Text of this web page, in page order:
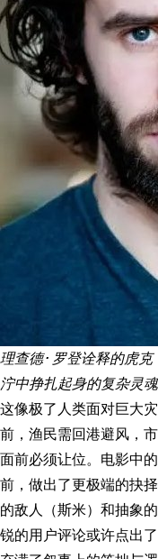
理查德·罗登诠释的虎
泞中挣扎起身的复杂灵魂
这像极了人类面对巨大
前，渔民需回港避风，
面前必须让位。电影中
前，做出了更极端的抉
的敌人（斯米）和抽象
锐的用户评论或许点出